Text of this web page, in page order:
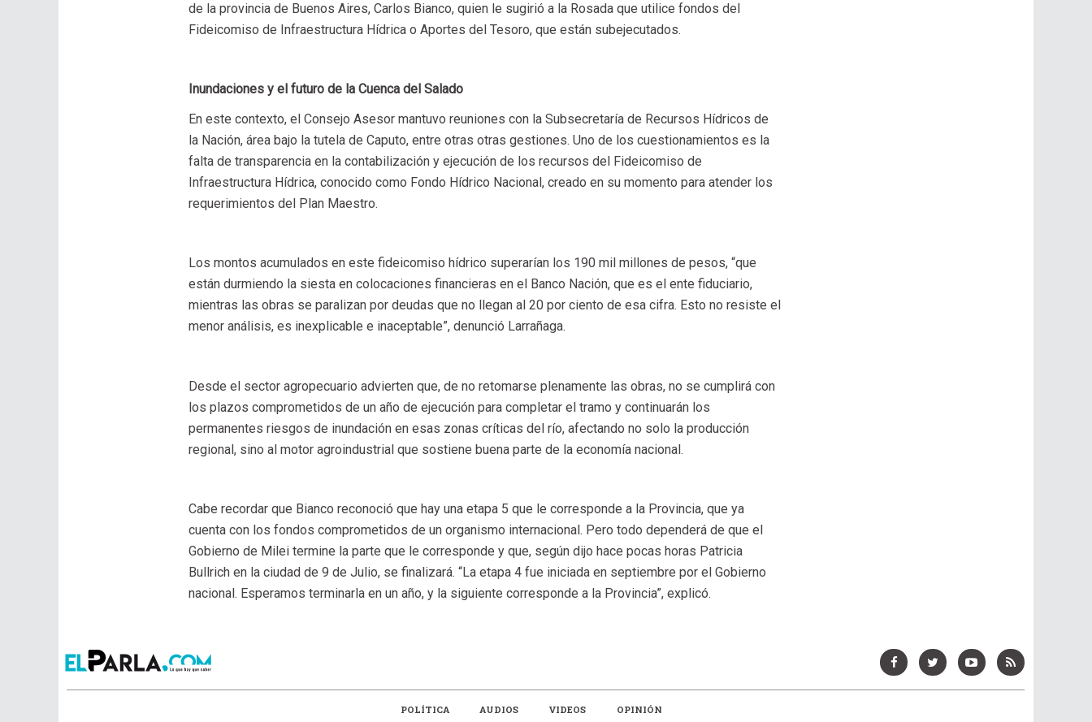
de la provincia de Buenos Aires, Carlos Bianco, quien le sugirió a la Rosada que utilice fondos del
Fideicomiso de Infraestructura Hídrica o Aportes del Tesoro, que están subejecutados.
Inundaciones y el futuro de la Cuenca del Salado
En este contexto, el Consejo Asesor mantuvo reuniones con la Subsecretaría de Recursos Hídricos de
la Nación, área bajo la tutela de Caputo, entre otras otras gestiones. Uno de los cuestionamientos es la
falta de transparencia en la contabilización y ejecución de los recursos del Fideicomiso de
Infraestructura Hídrica, conocido como Fondo Hídrico Nacional, creado en su momento para atender los
requerimientos del Plan Maestro.
Los montos acumulados en este fideicomiso hídrico superarían los 190 mil millones de pesos, “que
están durmiendo la siesta en colocaciones financieras en el Banco Nación, que es el ente fiduciario,
mientras las obras se paralizan por deudas que no llegan al 20 por ciento de esa cifra. Esto no resiste el
menor análisis, es inexplicable e inaceptable”, denunció Larrañaga.
Desde el sector agropecuario advierten que, de no retomarse plenamente las obras, no se cumplirá con
los plazos comprometidos de un año de ejecución para completar el tramo y continuarán los
permanentes riesgos de inundación en esas zonas críticas del río, afectando no solo la producción
regional, sino al motor agroindustrial que sostiene buena parte de la economía nacional.
Cabe recordar que Bianco reconoció que hay una etapa 5 que le corresponde a la Provincia, que ya
cuenta con los fondos comprometidos de un organismo internacional. Pero todo dependerá de que el
Gobierno de Milei termine la parte que le corresponde y que, según dijo hace pocas horas Patricia
Bullrich en la ciudad de 9 de Julio, se finalizará. “La etapa 4 fue iniciada en septiembre por el Gobierno
nacional. Esperamos terminarla en un año, y la siguiente corresponde a la Provincia”, explicó.
POLÍTICA AUDIOS VIDEOS OPINIÓN